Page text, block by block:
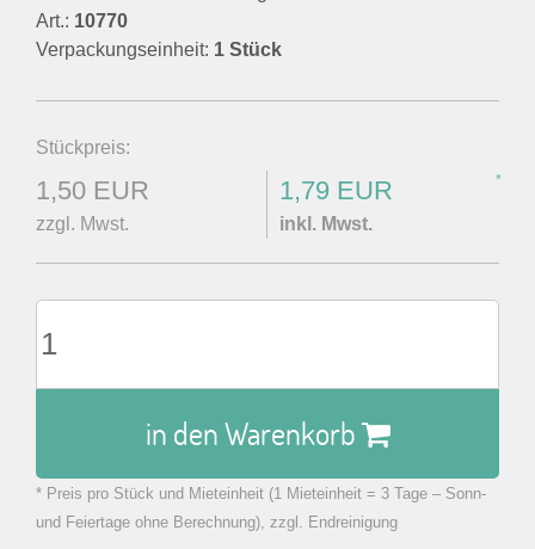
Art.: 10770
Verpackungseinheit: 1 Stück
Stückpreis:
1,50 EUR
zzgl. Mwst.
1,79 EUR *
inkl. Mwst.
in den Warenkorb
zu Warenkorb hinzugefügt.
* Preis pro Stück und Mieteinheit (1 Mieteinheit = 3 Tage – Sonn-
und Feiertage ohne Berechnung), zzgl. Endreinigung